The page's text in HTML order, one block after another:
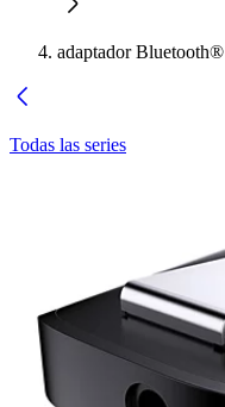
adaptador Bluetooth®
Todas las series